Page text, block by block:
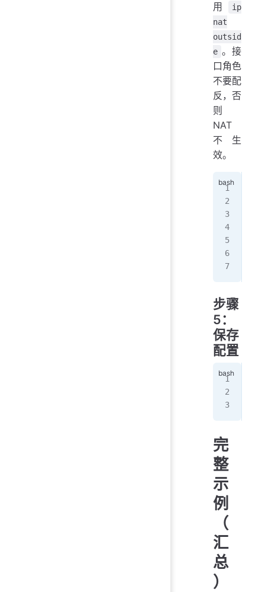
用
ip
nat
outsid
e 。接
口角色
不要配
反，否
则
NAT
不生
效。
步骤
5：
保存
配置
完
整
示
例
（
汇
总
）